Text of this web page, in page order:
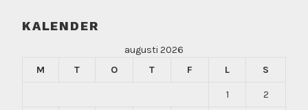
KALENDER
augusti 2026
M
T O T F L S
1 2